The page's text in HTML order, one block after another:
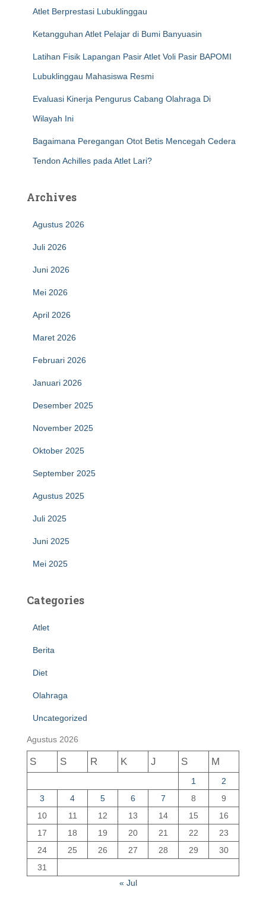
Atlet Berprestasi Lubuklinggau
Ketangguhan Atlet Pelajar di Bumi Banyuasin
Latihan Fisik Lapangan Pasir Atlet Voli Pasir BAPOMI
Lubuklinggau Mahasiswa Resmi
Evaluasi Kinerja Pengurus Cabang Olahraga Di
Wilayah Ini
Bagaimana Peregangan Otot Betis Mencegah Cedera
Tendon Achilles pada Atlet Lari?
Archives
Agustus 2026
Juli 2026
Juni 2026
Mei 2026
April 2026
Maret 2026
Februari 2026
Januari 2026
Desember 2025
November 2025
Oktober 2025
September 2025
Agustus 2025
Juli 2025
Juni 2025
Mei 2025
Categories
Atlet
Berita
Diet
Olahraga
Uncategorized
Agustus 2026
S S R K J S M
1
2
3
4 5 6 7 8
9
10
11 12 13 14 15
16
17
18 19 20 21 22
23
24
25 26 27 28 29
30
31
« Jul